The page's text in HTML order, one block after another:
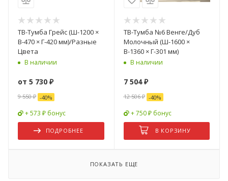
ТВ-Тумба Грейс (Ш-1200 ×
В-470 × Г-420 мм)/Разные
Цвета
В наличии
от 5 730 ₽
9 550 ₽ -40%
+ 573 ₽ бонус
ПОДРОБНЕЕ
ТВ-Тумба №6 Венге/Дуб
Молочный (Ш-1600 ×
В-1360 × Г-301 мм)
В наличии
7 504₽
12 506₽ -40%
+ 750 ₽ бонус
В КОРЗИНУ
ПОКАЗАТЬ ЕЩЕ